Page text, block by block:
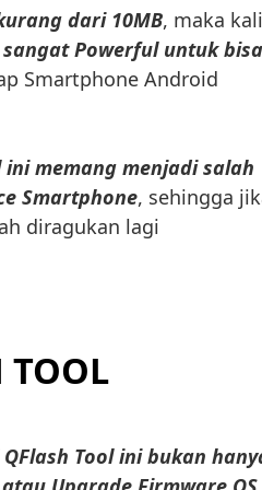
dari 10MB, maka
sangat Powerful untuk bisa
Smartphone Android
ini memang menjadi salah
Smartphone, sehingga
diragukan lagi
TOOL
Tool ini bukan